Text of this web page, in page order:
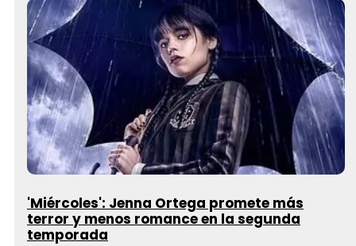
'Miércoles': Jenna Ortega promete más
terror y menos romance en la segunda
temporada